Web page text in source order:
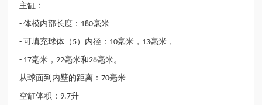
主缸：
-体模内部长度： 180毫米
-可填充球体（ 5）内径： 10毫米， 13毫米，
- 17毫米， 22毫米和28毫米。
从球面到内壁的距离：70毫米
空缸体积： 9.7升